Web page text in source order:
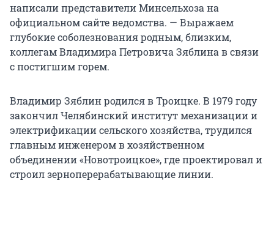
написали представители Минсельхоза на
официальном сайте ведомства. — Выражаем
глубокие соболезнования родным, близким,
коллегам Владимира Петровича Зяблина в связи
с постигшим горем.
Владимир Зяблин родился в Троицке. В 1979 году
закончил Челябинский институт механизации и
электрификации сельского хозяйства, трудился
главным инженером в хозяйственном
объединении «Новотроицкое», где проектировал и
строил зерноперерабатывающие линии.